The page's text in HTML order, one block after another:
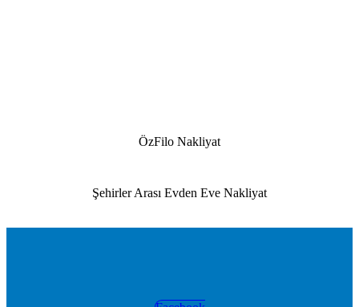
ÖzFilo Nakliyat
Şehirler Arası Evden Eve Nakliyat